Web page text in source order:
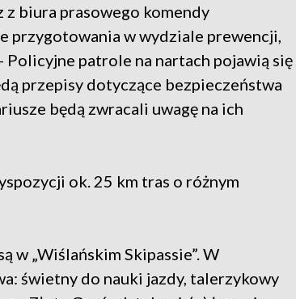
z biura prasowego komendy
przygotowania w wydziale prewencji,
Policyjne patrole na nartach pojawią się
przepisy dotyczące bezpieczeństwa
będą zwracali uwagę na ich
ok. 25 km tras o różnym
w „Wiślańskim Skipassie”. W
świetny do nauki jazdy, talerzykowy